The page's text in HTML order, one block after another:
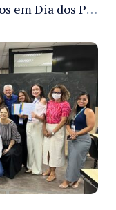
Bolerão da Saudade reúne idosos em Dia dos Pais promovido pela Fundação Dr. Thomas em Manaus